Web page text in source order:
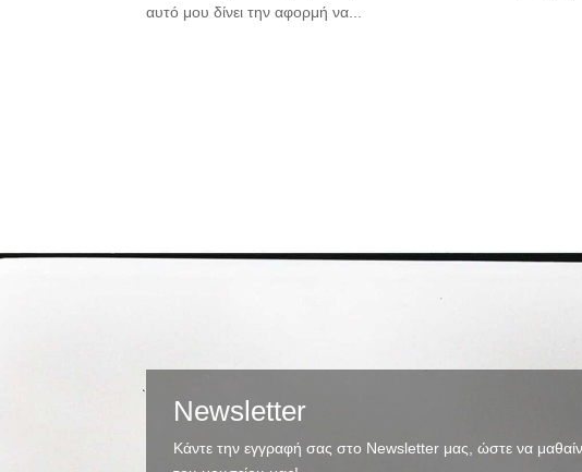
αυτό μου δίνει την αφορμή να...
Newsletter
Κάντε την εγγραφή σας στο Newsletter μας, ώστε να